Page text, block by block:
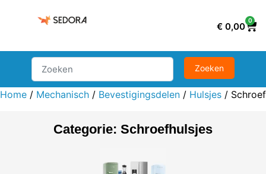
€ 0,00
0
Home / Mechanisch / Bevestigingsdelen / Hulsjes /
Categorie: Schroefhulsjes